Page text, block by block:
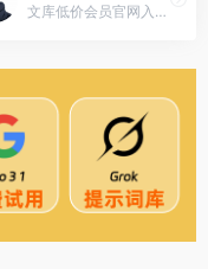
文库低价会员官网入口网址，找AI工具,一个AIGC导航(生成式AI导航)网站就够了.AIGC导航是一个集国内外优秀的AI人工智能工具导航网站,为用户收集AI工具,文心一言,人工智能,AI写作工具,AI图片生成工具,AI语音生成器,AI视频工具,AI办公,AI营销等优秀的AI工具网站,欢迎AI工具创作者提交AI网址到AIGC导航,一起为互联网用户创造出更好用导航网站,助力人类提高生产力,AI颠覆你的想象!